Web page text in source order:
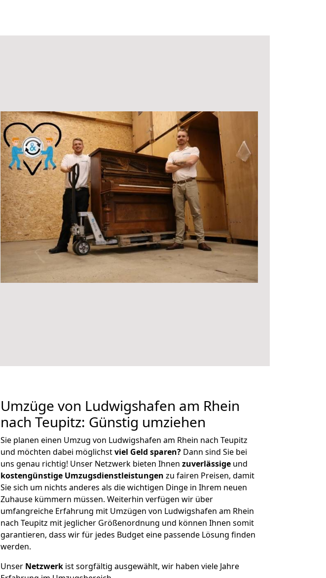
Umzüge von Ludwigshafen am Rhein
nach Teupitz: Günstig umziehen
Sie planen einen Umzug von Ludwigshafen am Rhein nach Teupitz
und möchten dabei möglichstviel Geld sparen? Dann sind Sie bei
uns genau richtig! Unser Netzwerk bieten Ihnen zuverlässige und
kostengünstige Umzugsdienstleistungen zu fairen Preisen, damit
Sie sich um nichts anderes als die wichtigen Dinge in Ihrem neuen
Zuhause kümmern müssen. Weiterhin verfügen wir über
umfangreiche Erfahrung mit Umzügen von Ludwigshafen am Rhein
nach Teupitz mit jeglicher Größenordnung und können Ihnen somit
garantieren, dass wir für jedes Budget eine passende Lösung finden
werden.
Unser Netzwerk ist sorgfältig ausgewählt, wir haben viele Jahre